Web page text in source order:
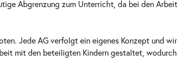
Abgrenzung zum Unterricht, da bei den
Jede AG verfolgt ein eigenes Konzept und
mit den beteiligten Kindern gestaltet,